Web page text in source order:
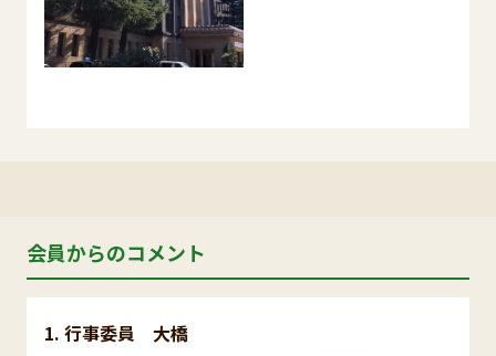
会員からのコメント
行事委員 大橋